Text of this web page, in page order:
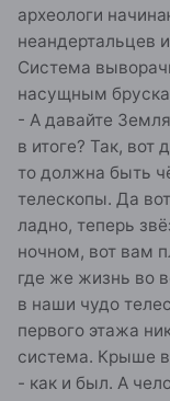
археологи
неандертальцев
Система
насущным
- А давайте
в итоге? Так,
то должна быть
телескопы. Да
ладно, теперь
ночном, вот вам
где же жизнь во
в наши чудо
первого этажа
система. Крыше
- как и был. А